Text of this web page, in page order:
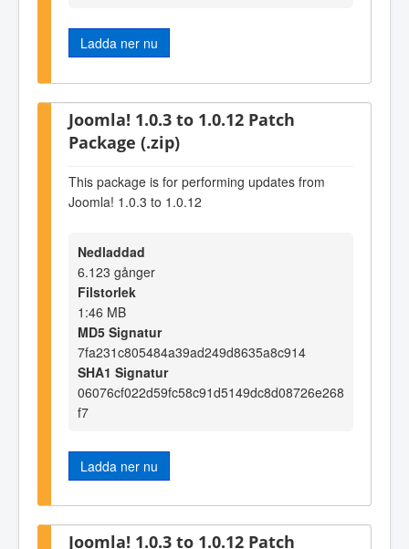
Ladda ner nu
Joomla! 1.0.3 to 1.0.12 Patch
Package (.zip)
This package is for performing updates from
Joomla! 1.0.3 to 1.0.12
Nedladdad
6.123 gånger
Filstorlek
1:46 MB
MD5 Signatur
7fa231c805484a39ad249d8635a8c914
SHA1 Signatur
06076cf022d59fc58c91d5149dc8d08726e268
f7
Ladda ner nu
Joomla! 1.0.3 to 1.0.12 Patch